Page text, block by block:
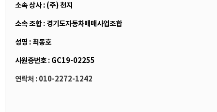
소속 상사 : (주) 천지
소속 조합 : 경기도자동차매매사업조합
성명 : 최동호
사원증번호 : GC19-02255
연락처 : 010-2272-1242